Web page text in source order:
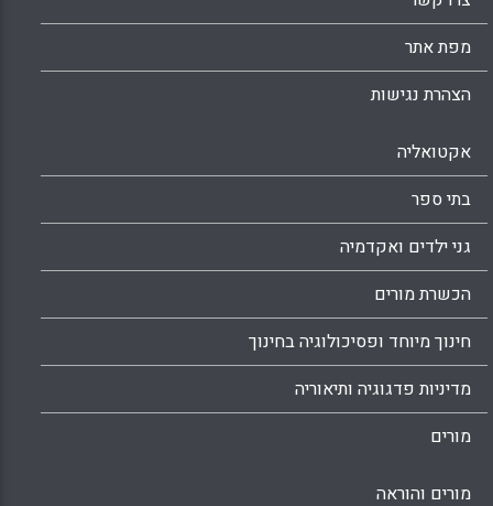
WhatsApp
Facebook
Email
X
מפת אתר
הצהרת נגישות
אקטואליה
בתי ספר
גני ילדים ואקדמיה
הכשרת מורים
חינוך מיוחד ופסיכולוגיה בחינוך
מדיניות פדגוגיה ותיאוריה
מורים
מורים והוראה